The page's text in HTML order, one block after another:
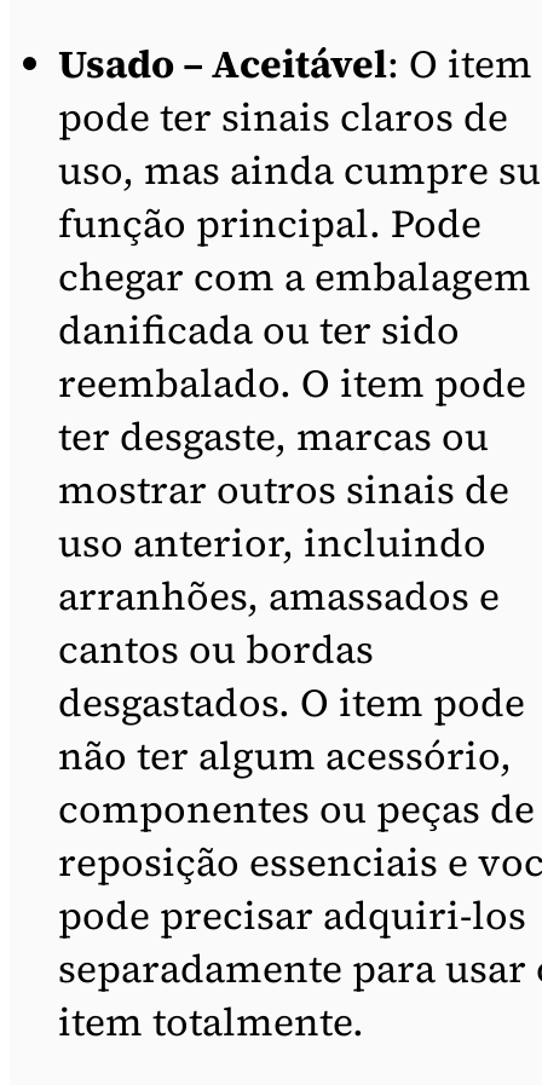
Usado – Aceitável: O item
pode ter sinais claros de
uso, mas ainda cumpre
função principal. Pode
chegar com a embalagem
danificada ou ter sido
reembalado. O item pode
ter desgaste, marcas ou
mostrar outros sinais de
uso anterior, incluindo
arranhões, amassados e
cantos ou bordas
desgastados. O item pode
não ter algum acessório,
componentes ou peças de
reposição essenciais e
pode precisar adquiri-los
separadamente para usar
item totalmente.